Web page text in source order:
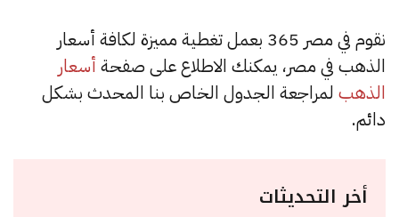
نقوم في مصر 365 بعمل تغطية مميزة لكافة أسعار
الذهب في مصر، يمكنك الاطلاع على صفحة أسعار
الذهب لمراجعة الجدول الخاص بنا المحدث بشكل
دائم.
أخر التحديثات